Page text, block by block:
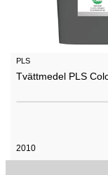
PLS
Tvättmedel PLS
2010